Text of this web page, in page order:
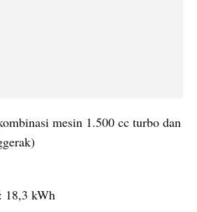
mesin 1.500 cc turbo dan
18,3 kWh